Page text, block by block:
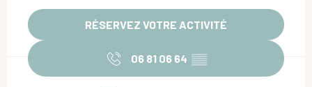
RÉSERVEZ VOTRE ACTIVITÉ
06 81 06 64 ▒▒